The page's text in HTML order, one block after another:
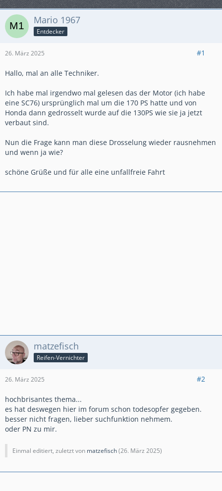
Mario 1967
Entdecker
26. März 2025 #1
Hallo, mal an alle Techniker.
Ich habe mal irgendwo mal gelesen das der Motor (ich habe
eine SC76) ursprünglich mal um die 170 PS hatte und von
Honda dann gedrosselt wurde auf die 130PS wie sie ja jetzt
verbaut sind.
Nun die Frage kann man diese Drosselung wieder rausnehmen
und wenn ja wie?
schöne Grüße und für alle eine unfallfreie Fahrt
matzefisch
Reifen-Vernichter
26. März 2025 #2
hochbrisantes thema...
es hat deswegen hier im forum schon todesopfer gegeben.
besser nicht fragen, lieber suchfunktion nehmem.
oder PN zu mir.
Einmal editiert, zuletzt von matzefisch(26. März 2025)